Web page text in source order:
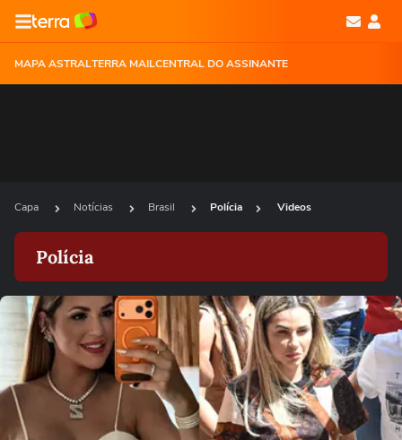
MAPA ASTRALTERRA MAILCENTRAL DO ASSINANTE
Capa Notícias Brasil Polícia Videos
Polícia
Ops!
Não foi possível reproduzir o vídeo
Tentar novamente